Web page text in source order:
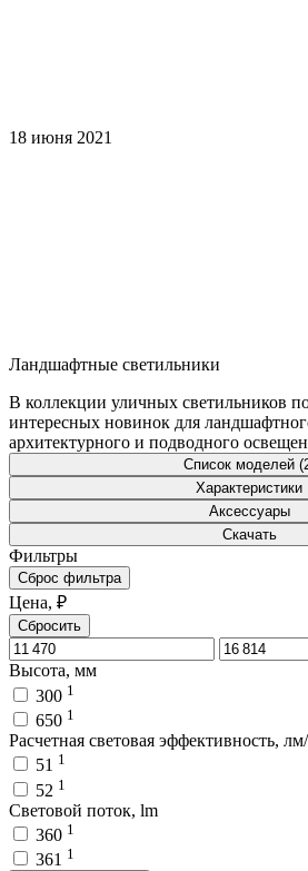
18 июня 2021
Ландшафтные светильники
В коллекции уличных светильников
интересных новинок для
архитектурного и подводного
Список моделей
Характеристики
Аксессуары
Скачать
Фильтры
Сброс фильтра
Цена, ₽
Сбросить
Высота, мм
300 1
650 1
Расчетная световая эффективность,
51 1
52 1
Световой поток, lm
360 1
361 1